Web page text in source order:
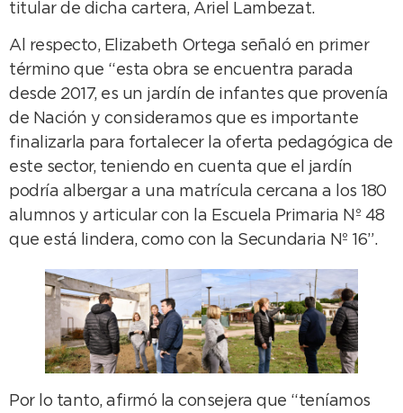
titular de dicha cartera, Ariel Lambezat.
Al respecto, Elizabeth Ortega señaló en primer
término que “esta obra se encuentra parada
desde 2017, es un jardín de infantes que provenía
de Nación y consideramos que es importante
finalizarla para fortalecer la oferta pedagógica de
este sector, teniendo en cuenta que el jardín
podría albergar a una matrícula cercana a los 180
alumnos y articular con la Escuela Primaria Nº 48
que está lindera, como con la Secundaria Nº 16”.
Por lo tanto, afirmó la consejera que “teníamos